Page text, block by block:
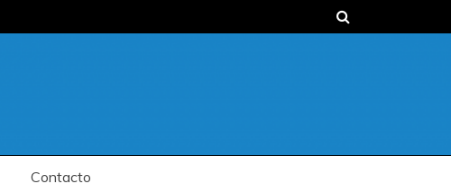
Contacto